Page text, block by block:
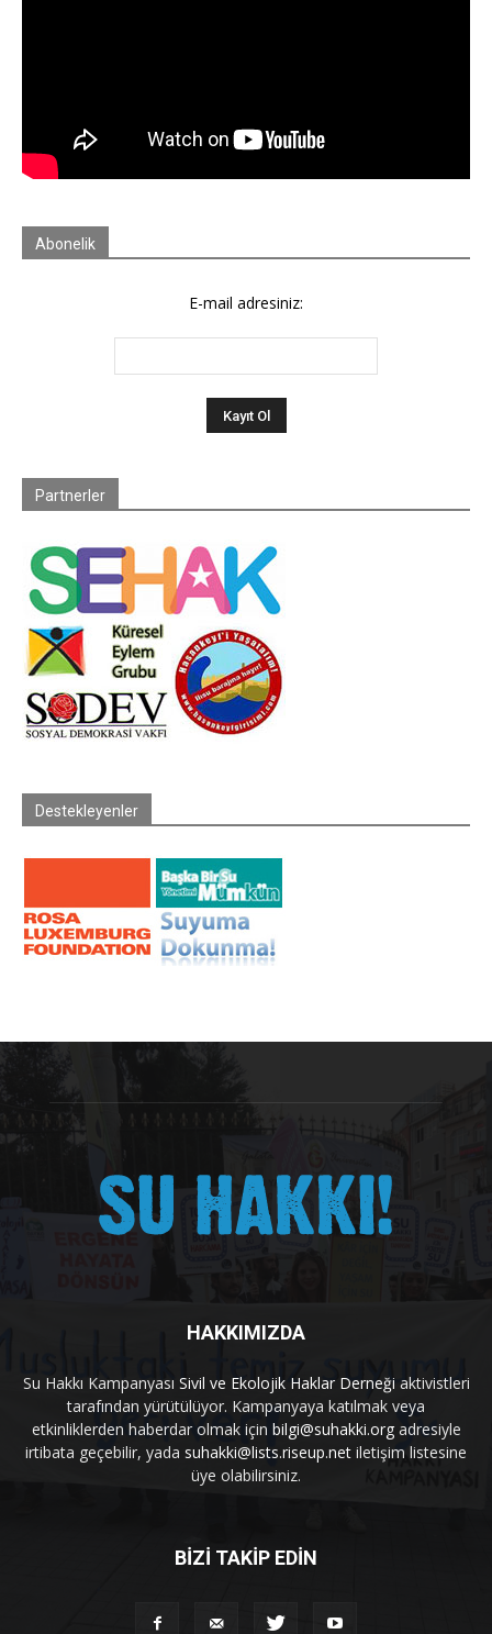
Abonelik
E-mail adresiniz:
Partnerler
Destekleyenler
HAKKIMIZDA
Su Hakkı Kampanyası Sivil ve Ekolojik Haklar Derneği aktivistleri
tarafından yürütülüyor. Kampanyaya katılmak veya
etkinliklerden haberdar olmak için bilgi@suhakki.orgadresiyle
irtibata geçebilir, yada suhakki@lists.riseup.net iletişim listesine
üye olabilirsiniz.
BİZİ TAKİP EDİN